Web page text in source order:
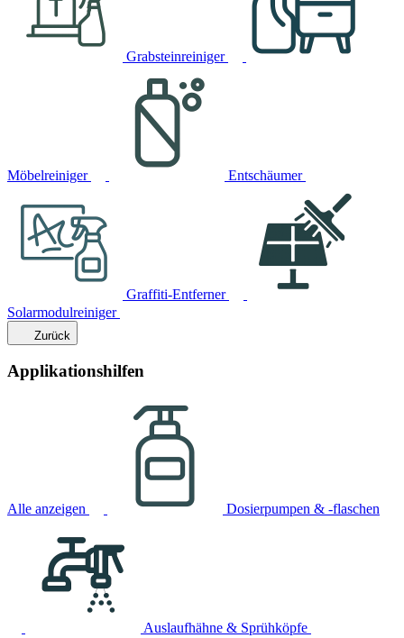
Grabsteinreiniger
Möbelreiniger Entschäumer
Graffiti-Entferner
Solarmodulreiniger
Zurück
Applikationshilfen
Alle anzeigen Dosierpumpen & -flaschen
Auslaufhähne & Sprühköpfe